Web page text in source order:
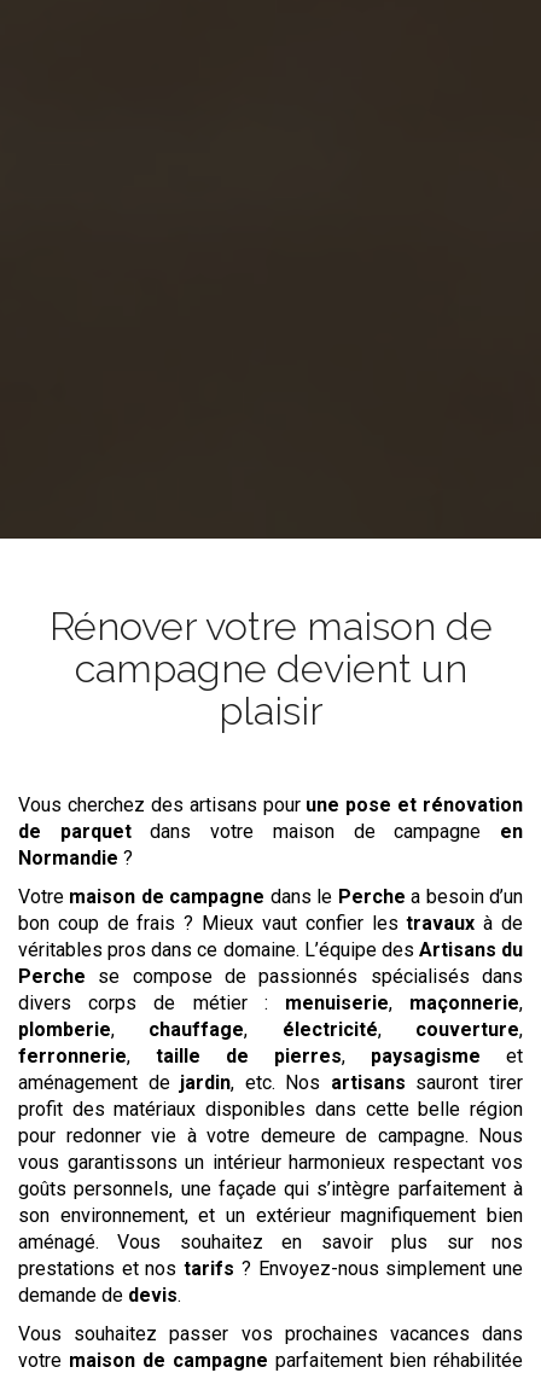
Rénover votre maison de
campagne devient un
plaisir
Vous cherchez des artisans pour une pose et rénovation
de parquet
dans votre maison de campagne
en
Normandie ?
Votre maison de campagne dans le Perche a besoin d’un
bon coup de frais ? Mieux vaut confier lestravaux à de
véritables pros dans ce domaine. L’équipe des Artisans du
Perche se compose de passionnés spécialisés dans
divers corps de métier : menuiserie, maçonnerie,
plomberie, chauffage, électricité, couverture,
ferronnerie, taille de pierres, paysagisme et
aménagement de jardin, etc. Nos artisans sauront tirer
profit des matériaux disponibles dans cette belle région
pour redonner vie à votre demeure de campagne. Nous
vous garantissons un intérieur harmonieux respectant vos
goûts personnels, une façade qui s’intègre parfaitement à
son environnement, et un extérieur magnifiquement bien
aménagé. Vous souhaitez en savoir plus sur nos
prestations et nostarifs ? Envoyez-nous simplement une
demande de devis.
Vous souhaitez passer vos prochaines vacances dans
votre maison de campagne parfaitement bien réhabilitée